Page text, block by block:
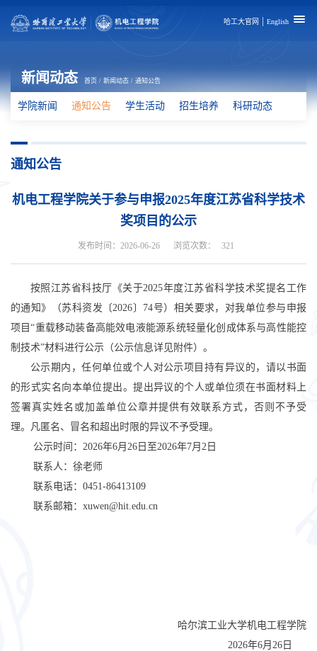
哈工大官网 English
新闻动态 首页 / 新闻动态 / 通知公告
学院新闻 通知公告 学生活动 招生培养 科研动态
通知公告
机电工程学院关于参与申报2025年度江苏省科学技术
奖项目的公示
发布时间：2026-06-26 浏览次数： 321
按照江苏省科技厅《关于2025年度江苏省科学技术奖提名工作
的通知》（苏科资发〔2026 〕 74号）相关要求，对我单位参与申报
项目“重载移动装备高能效电液能源系统轻量化创成体系与高性能控
制技术”材料进行公示（公示信息详见附件）。
公示期内，任何单位或个人对公示项目持有异议的，请以书面
的形式实名向本单位提出。提出异议的个人或单位须在书面材料上
签署真实姓名或加盖单位公章并提供有效联系方式，否则不予受
理。凡匿名、冒名和超出时限的异议不予受理。
公示时间： 2026年6月 26 日至2026年7月 2 日
联系人：徐老师
联系电话： 0451-86413109
联系邮箱： xuwen@hit.edu.cn
哈尔滨工业大学机电工程学院
2026年6月 26 日